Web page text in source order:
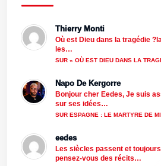
Thierry Monti
Où est Dieu dans la tragédie
les…
SUR « OÙ EST DIEU DANS LA
Napo De Kergorre
Bonjour cher Eedes, Je suis
sur ses idées…
SUR ESPAGNE : LE MARTYRE DE
eedes
Les siècles passent et
pensez-vous des récits…